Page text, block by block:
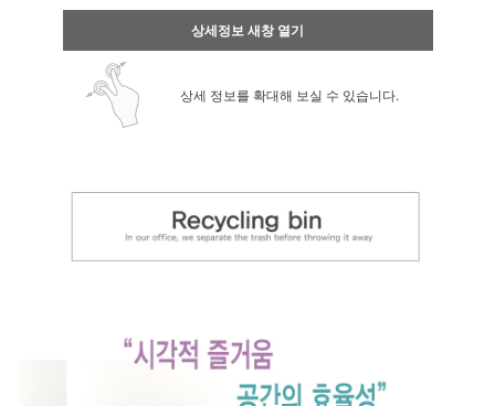
상세정보 새창 열기
상세 정보를 확대해 보실 수 있습니다.